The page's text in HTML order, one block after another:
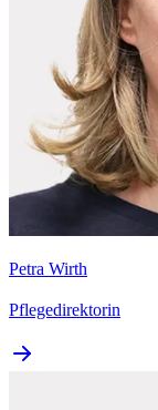
Petra Wirth
Pflegedirektorin